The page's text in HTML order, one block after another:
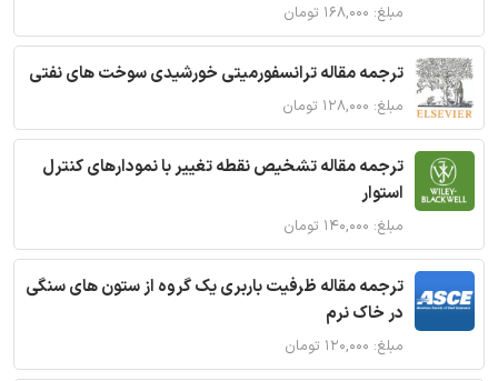
مبلغ: ۱۶۸,۰۰۰ تومان
ترجمه مقاله ترانسفورمیتی خورشیدی سوخت های نفتی
مبلغ: ۱۲۸,۰۰۰ تومان
ترجمه مقاله تشخیص نقطه تغییر با نمودارهای کنترل
استوار
مبلغ: ۱۴۰,۰۰۰ تومان
ترجمه مقاله ظرفیت باربری یک گروه از ستون های سنگی
در خاک نرم
مبلغ: ۱۲۰,۰۰۰ تومان